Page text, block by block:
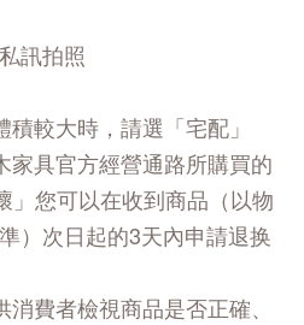
訊拍照
較大時，請選「宅配」
家具官方經營通路所購買的
」您可以在收到商品（以物
）次日起的3天內申請退换
費者檢視商品是否正確、